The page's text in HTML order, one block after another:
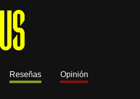
Reseñas Opinión